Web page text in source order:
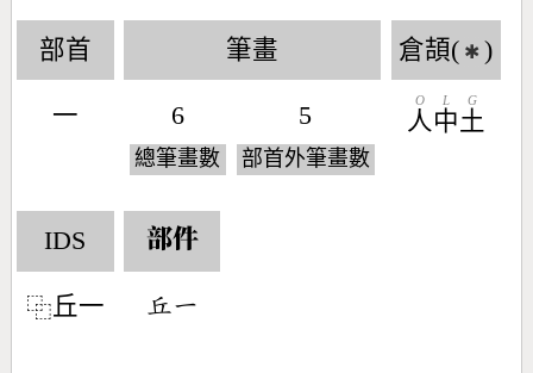
部首
一
筆畫
6
總筆畫數
5
部首外筆畫數
倉頡( ✱ )
人
O
中
L
土
G
IDS
⿻ 丘一
部件
󶅈󶀀